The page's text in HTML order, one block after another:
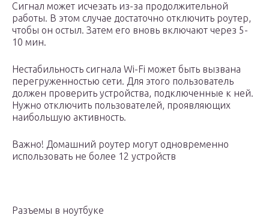
Сигнал может исчезать из-за продолжительной
работы. В этом случае достаточно отключить роутер,
чтобы он остыл. Затем его вновь включают через 5-
10 мин.
Нестабильность сигнала Wi-Fi может быть вызвана
перегруженностью сети. Для этого пользователь
должен проверить устройства, подключенные к ней.
Нужно отключить пользователей, проявляющих
наибольшую активность.
Важно! Домашний роутер могут одновременно
использовать не более 12 устройств
Разъемы в ноутбуке